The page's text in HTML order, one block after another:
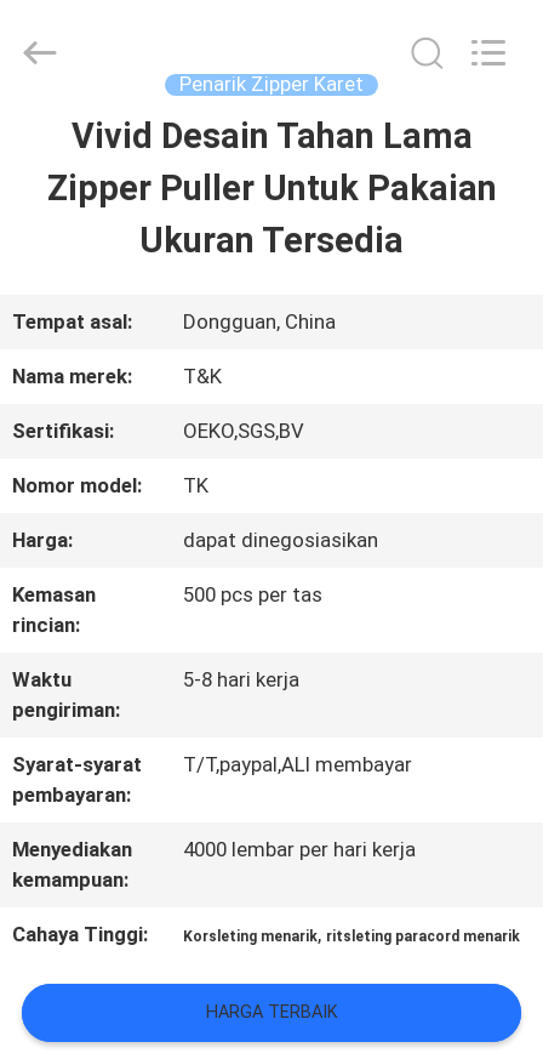
RUMAH
TENTANG
KITA
WISATA
PABRIK
KONTROL
KUALITAS
HUBUNGI
KAMI
BERITA
KASUS
Garment
Accessories
Penarik Zipper Karet
Vivid Desain Tahan Lama
Zipper Puller Untuk Pakaian
Ukuran Tersedia
Tempat asal: Dongguan, China
Nama merek: T&K
Sertifikasi: OEKO,SGS,BV
Nomor model: TK
Harga: dapat dinegosiasikan
Kemasan
rincian:
500 pcs per tas
Waktu
pengiriman:
5-8 hari kerja
Syarat-syarat
pembayaran:
T/T,paypal,ALI membayar
Menyediakan
kemampuan:
4000 lembar per hari kerja
Cahaya Tinggi: Korsleting menarik, ritsleting paracord menarik
HARGA TERBAIK